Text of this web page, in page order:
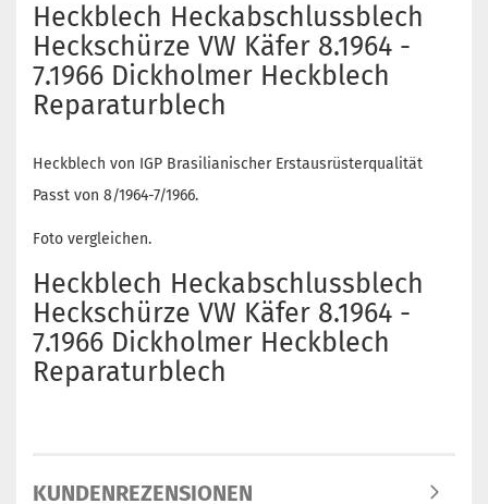
Heckblech Heckabschlussblech
Heckschürze VW Käfer 8.1964 -
7.1966 Dickholmer Heckblech
Reparaturblech
Heckblech von IGP Brasilianischer Erstausrüsterqualität
Passt von 8/1964-7/1966.
Foto vergleichen.
Heckblech Heckabschlussblech
Heckschürze VW Käfer 8.1964 -
7.1966 Dickholmer Heckblech
Reparaturblech
KUNDENREZENSIONEN